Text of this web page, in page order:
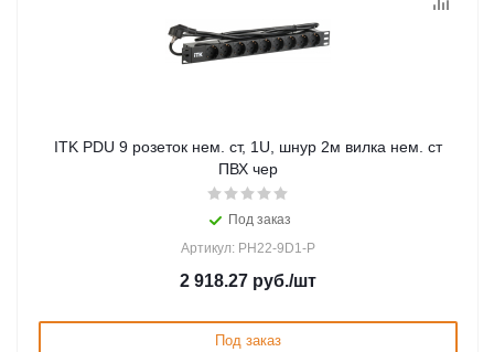
ITK PDU 9 розеток нем. ст, 1U, шнур 2м вилка нем. ст
ПВХ чер
Под заказ
Артикул: PH22-9D1-P
2 918.27 руб./шт
Под заказ